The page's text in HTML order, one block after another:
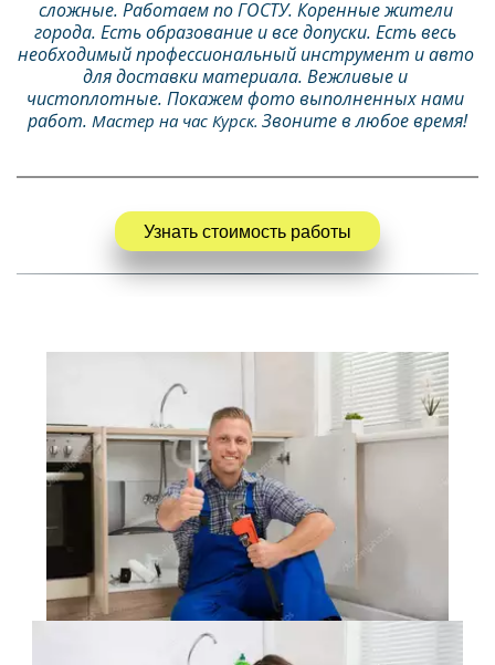
сложные. Работаем по ГОСТУ. Коренные жители
города. Есть образование и все допуски. Есть весь
необходимый профессиональный инструмент и авто
для доставки материала. Вежливые и
чистоплотные. Покажем фото выполненных нами
работ. Мастер на час Курск. Звоните в любое время!
Узнать стоимость работы